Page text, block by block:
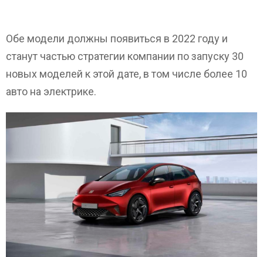
Обе модели должны появиться в 2022 году и
станут частью стратегии компании по запуску 30
новых моделей к этой дате, в том числе более 10
авто на электрике.